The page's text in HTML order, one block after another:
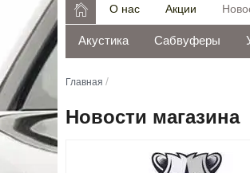
 О нас Акции
Акустика Сабвуферы
Главная /
Новости магазина